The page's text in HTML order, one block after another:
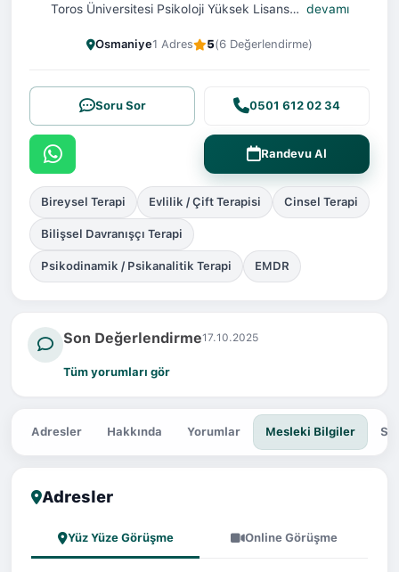
Toros Üniversitesi Psikoloji Yüksek Lisans… devamı
Osmaniye1 Adres 5(6 Değerlendirme)
Soru Sor 0501 612 02 34
Randevu Al
Bireysel Terapi Evlilik / Çift Terapisi Cinsel Terapi
Bilişsel Davranışçı Terapi
Psikodinamik / Psikanalitik Terapi EMDR
Son Değerlendirme17.10.2025
Tüm yorumları gör
Adresler Hakkında Yorumlar Mesleki Bilgiler
Adresler
Yüz Yüze Görüşme Online Görüşme